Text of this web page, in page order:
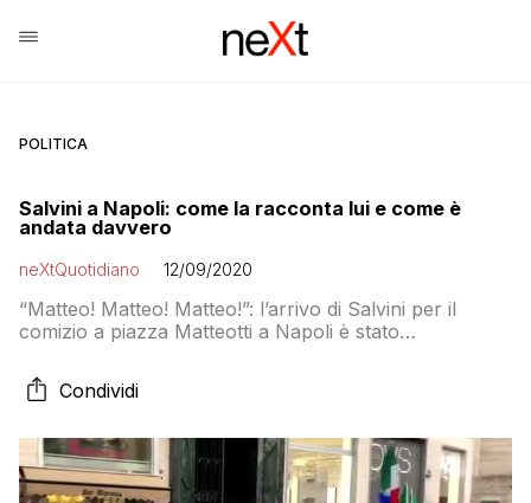
POLITICA
Salvini a Napoli: come la racconta lui e come è
andata davvero
neXtQuotidiano 12/09/2020
“Matteo! Matteo! Matteo!”: l’arrivo di Salvini per il
comizio a piazza Matteotti a Napoli è stato
l’entrata di Gesù a Gerusalemme. Ma come sono
andate davvero le cose? Repubblica racconta che di
Condividi